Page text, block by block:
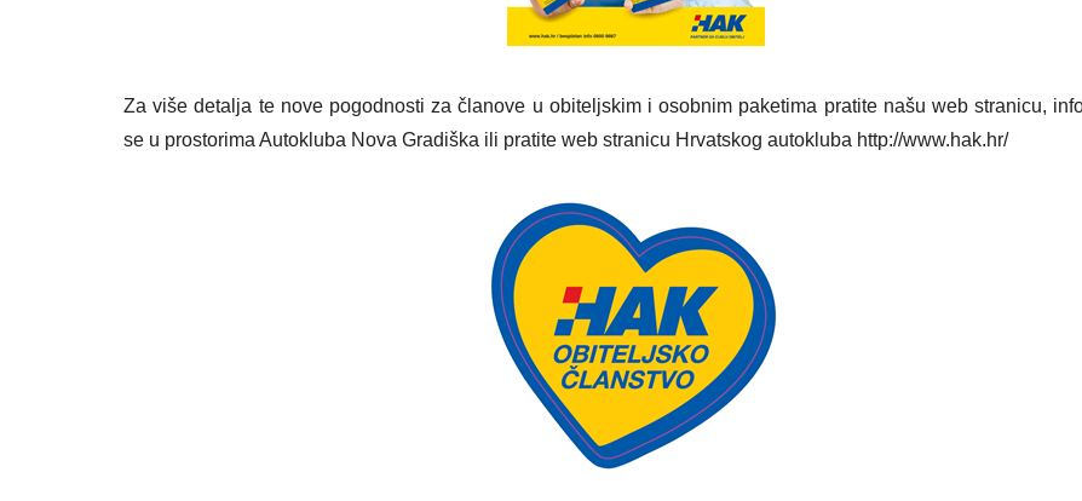
Za više detalja te nove pogodnosti za članove u obiteljskim i osobnim paketima pratite našu web stranicu,
se u prostorima Autokluba Nova Gradiška ili pratite web stranicu Hrvatskog autokluba http://www.hak.hr/